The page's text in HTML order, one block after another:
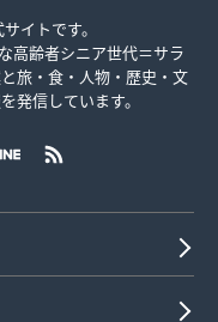
イトです。
高齢者シニア世代＝サラ
旅・食・人物・歴史・文
発信しています。